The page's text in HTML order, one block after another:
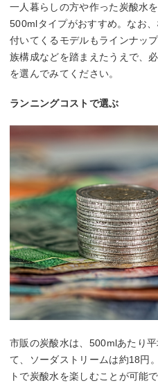
一人暮らしの方や作った炭酸水
500mlタイプがおすすめ。なお
付いてくるモデルもラインナッ
族構成などを踏まえたうえで、
を選んでみてください。
ランニングコストで選ぶ
市販の炭酸水は、500mlあたり
て、ソーダストリームは約18円
トで炭酸水を楽しむことが可能で